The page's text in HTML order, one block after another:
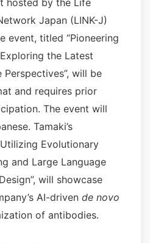
hosted by the Life
Japan (LINK-J)
event, titled “Pioneering
the Latest
will be
and requires prior
The event will
Tamaki’s
Evolutionary
and Large Language
will showcase
AI-driven de novo
of antibodies.